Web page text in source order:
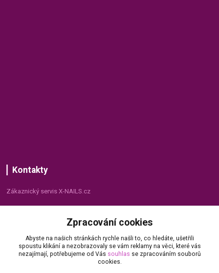
Kontakty
Zákaznický servis X-NAILS.cz
+420 735 055 075
info@x-nails.cz
Zpracování cookies
Abyste na našich stránkách rychle našli to, co hledáte, ušetřili
spoustu klikání a nezobrazovaly se vám reklamy na věci, které vás
nezajímají, potřebujeme od Vás souhlas se zpracováním souborů
cookies.